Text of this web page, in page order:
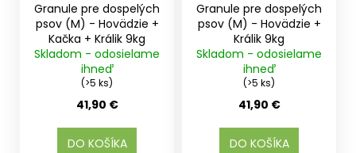
Granule pre dospelých
psov (M) - Hovädzie +
Kačka + Králik 9kg
Skladom - odosielame
ihneď
(>5 ks)
41,90 €
DO KOŠÍKA
Granule pre dospelých
psov (M) - Hovädzie +
Králik 9kg
Skladom - odosielame
ihneď
(>5 ks)
41,90 €
DO KOŠÍKA